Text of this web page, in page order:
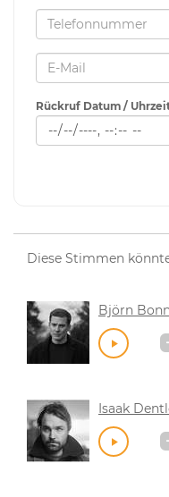
Rückruf Datum /
Diese Stimmen
Björn
Isaak